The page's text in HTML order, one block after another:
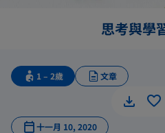
思考與學
1 – 2歲 文章
十一月 10, 2020